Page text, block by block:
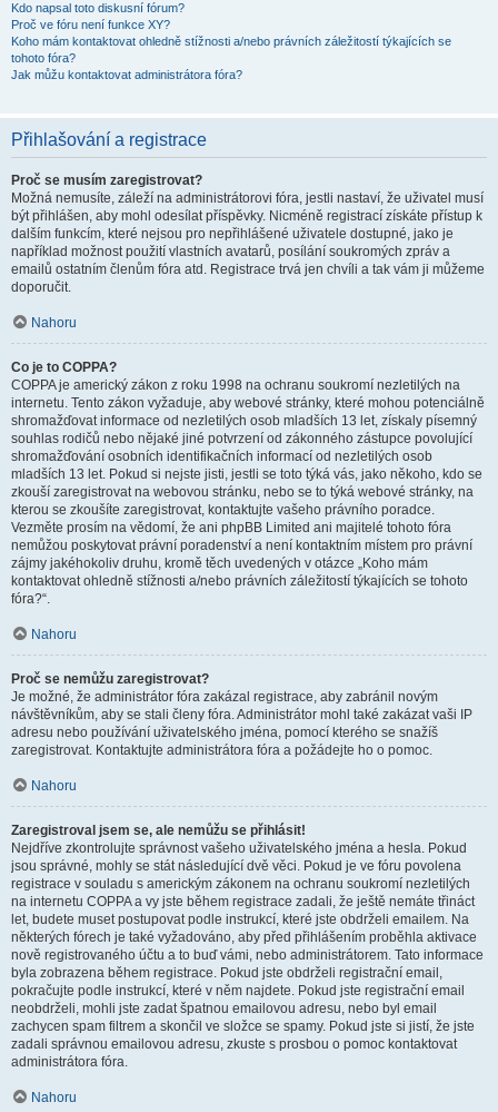
Kdo napsal toto diskusní fórum?
Proč ve fóru není funkce XY?
Koho mám kontaktovat ohledně stížnosti a/nebo právních záležitostí týkajících se
tohoto fóra?
Jak můžu kontaktovat administrátora fóra?
Přihlašování a registrace
Proč se musím zaregistrovat?
Možná nemusíte, záleží na administrátorovi fóra, jestli nastaví, že uživatel musí
být přihlášen, aby mohl odesílat příspěvky. Nicméně registrací získáte přístup k
dalším funkcím, které nejsou pro nepřihlášené uživatele dostupné, jako je
například možnost použití vlastních avatarů, posílání soukromých zpráv a
emailů ostatním členům fóra atd. Registrace trvá jen chvíli a tak vám ji můžeme
doporučit.
Nahoru
Co je to COPPA?
COPPA je americký zákon z roku 1998 na ochranu soukromí nezletilých na
internetu. Tento zákon vyžaduje, aby webové stránky, které mohou potenciálně
shromažďovat informace od nezletilých osob mladších 13 let, získaly písemný
souhlas rodičů nebo nějaké jiné potvrzení od zákonného zástupce povolující
shromažďování osobních identifikačních informací od nezletilých osob
mladších 13 let. Pokud si nejste jisti, jestli se toto týká vás, jako někoho, kdo se
zkouší zaregistrovat na webovou stránku, nebo se to týká webové stránky, na
kterou se zkoušíte zaregistrovat, kontaktujte vašeho právního poradce.
Vezměte prosím na vědomí, že ani phpBB Limited ani majitelé tohoto fóra
nemůžou poskytovat právní poradenství a není kontaktním místem pro právní
zájmy jakéhokoliv druhu, kromě těch uvedených v otázce „Koho mám
kontaktovat ohledně stížnosti a/nebo právních záležitostí týkajících se tohoto
fóra?“.
Nahoru
Proč se nemůžu zaregistrovat?
Je možné, že administrátor fóra zakázal registrace, aby zabránil novým
návštěvníkům, aby se stali členy fóra. Administrátor mohl také zakázat vaši IP
adresu nebo používání uživatelského jména, pomocí kterého se snažíš
zaregistrovat. Kontaktujte administrátora fóra a požádejte ho o pomoc.
Nahoru
Zaregistroval jsem se, ale nemůžu se přihlásit!
Nejdříve zkontrolujte správnost vašeho uživatelského jména a hesla. Pokud
jsou správné, mohly se stát následující dvě věci. Pokud je ve fóru povolena
registrace v souladu s americkým zákonem na ochranu soukromí nezletilých
na internetu COPPA a vy jste během registrace zadali, že ještě nemáte třináct
let, budete muset postupovat podle instrukcí, které jste obdrželi emailem. Na
některých fórech je také vyžadováno, aby před přihlášením proběhla aktivace
nově registrovaného účtu a to buď vámi, nebo administrátorem. Tato informace
byla zobrazena během registrace. Pokud jste obdrželi registrační email,
pokračujte podle instrukcí, které v něm najdete. Pokud jste registrační email
neobdrželi, mohli jste zadat špatnou emailovou adresu, nebo byl email
zachycen spam filtrem a skončil ve složce se spamy. Pokud jste si jistí, že jste
zadali správnou emailovou adresu, zkuste s prosbou o pomoc kontaktovat
administrátora fóra.
Nahoru